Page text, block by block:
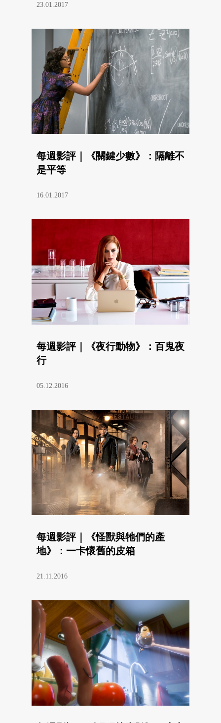
23.01.2017
每週影評｜《關鍵少數》：隔離不
是平等
16.01.2017
每週影評｜《夜行動物》：百鬼夜
行
05.12.2016
每週影評｜《怪獸與牠們的產
地》：一卡懷舊的皮箱
21.11.2016